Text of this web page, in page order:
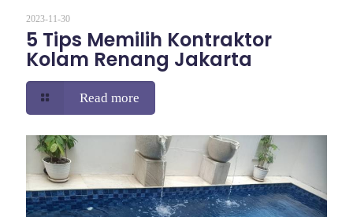
2023-11-30
5 Tips Memilih Kontraktor
Kolam Renang Jakarta
Read more